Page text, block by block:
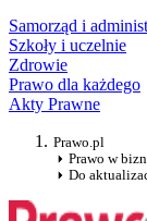
Samorząd i
Szkoły i uczelnie
Zdrowie
Prawo dla każdego
Akty Prawne
Prawo.pl
Prawo w
Do